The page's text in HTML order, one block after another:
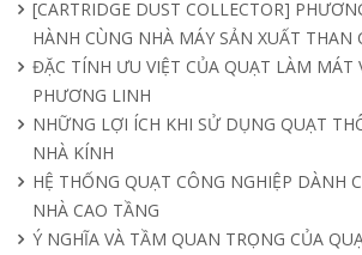
[CARTRIDGE DUST COLLECTOR]
HÀNH CÙNG NHÀ MÁY SẢN XUẤT THAN
ĐẶC TÍNH ƯU VIỆT CỦA QUẠT LÀM MÁT
PHƯƠNG LINH
NHỮNG LỢI ÍCH KHI SỬ DỤNG QUẠT
NHÀ KÍNH
HỆ THỐNG QUẠT CÔNG NGHIỆP DÀNH
NHÀ CAO TẦNG
Ý NGHĨA VÀ TẦM QUAN TRỌNG CỦA